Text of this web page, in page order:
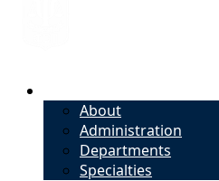
About
Administration
Departments
Specialties